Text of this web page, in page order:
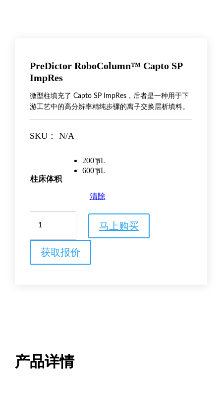
PreDictor RoboColumn™ Capto SP
ImpRes
微型柱填充了 Capto SP ImpRes，后者是一种用于下
游工艺中的高分辨率精纯步骤的离子交换层析填料。
SKU： N/A
柱床体积
200 μL
600 μL
清除
RoboColumn™
SP
ImpRes
数
马上购买
获取报价
产品详情